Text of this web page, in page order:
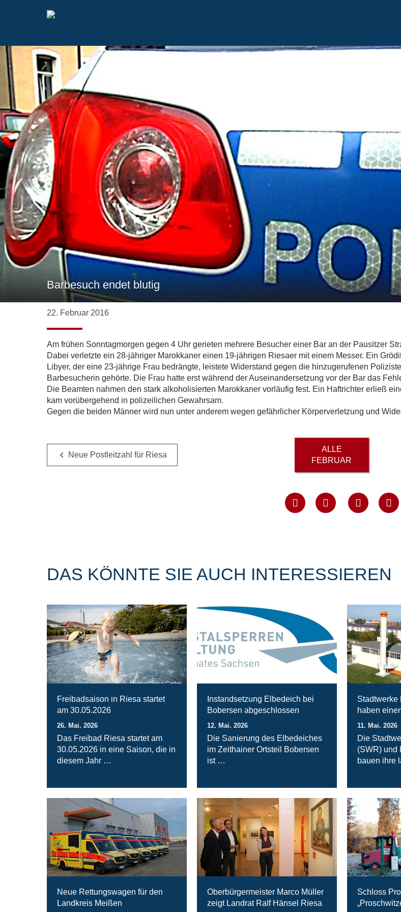
Barbesuch endet blutig
22. Februar 2016
Am frühen Sonntagmorgen gegen 4 Uhr gerieten mehrere Besucher einer Bar an der Pausitzer
Dabei verletzte ein 28-jähriger Marokkaner einen 19-jährigen Riesaer mit einem Messer. Ein
Libyer, der eine 23-jährige Frau bedrängte, leistete Widerstand gegen die hinzugerufenen
Barbesucherin gehörte. Die Frau hatte erst während der Auseinandersetzung vor der Bar das
Die Beamten nahmen den stark alkoholisierten Marokkaner vorläufig fest. Ein Haftrichter erließ
kam vorübergehend in polizeilichen Gewahrsam.
Gegen die beiden Männer wird nun unter anderem wegen gefährlicher Körperverletzung und
Neue Postleitzahl für Riesa
ALLE
FEBRUAR
DAS KÖNNTE SIE AUCH INTERESSIEREN
Magnet Riesa GmbH
Freibadsaison in Riesa startet
am 30.05.2026
26. Mai. 2026
Das Freibad Riesa startet am
30.05.2026 in eine Saison, die in
diesem Jahr …
Instandsetzung Elbedeich bei
Bobersen abgeschlossen
12. Mai. 2026
Die Sanierung des Elbedeiches
im Zeithainer Ortsteil Bobersen
ist …
Stadtwerke
haben
11. Mai. 2026
Die
(SWR) und
bauen ihre
Neue Rettungswagen für den
Landkreis Meißen
Oberbürgermeister Marco Müller
zeigt Landrat Ralf Hänsel Riesa
Schloss